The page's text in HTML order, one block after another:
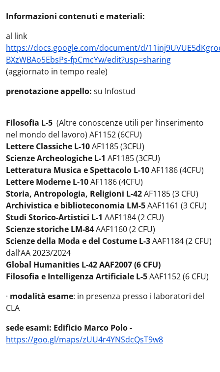
Informazioni contenuti e materiali:
al link
https://docs.google.com/document/d/
BXzWBAo5EbsPs-fpCmcYw/edit?usp=sharing
(aggiornato in tempo reale)
prenotazione appello: su Infostud
Filosofia L-5 (Altre conoscenze utili per l’inserimento
nel mondo del lavoro) AF1152 (6CFU)
Lettere Classiche L-10AF1185 (3CFU)
Scienze Archeologiche L-1 AF1185 (3CFU)
Letteratura Musica e Spettacolo L-10AF1186 (4CFU)
Lettere Moderne L-10AF1186 (4CFU)
Storia, Antropologia, Religioni L-42AF1185 (3 CFU)
Archivistica e biblioteconomia LM-5AAF1161 (3 CFU)
Studi Storico-Artistici L-1 AAF1184 (2 CFU)
Scienze storiche LM-84AAF1160 (2 CFU)
Scienze della Moda e del Costume L-3AAF1184 (2 CFU)
dall’AA 2023/2024
Global Humanities L-42 AAF2007 (6 CFU)
Filosofia e Intelligenza Artificiale L-5AAF1152 (6 CFU)
· modalità esame: in presenza presso i laboratori del
CLA
sede esami: Edificio Marco Polo -
https://goo.gl/maps/zUU4r4YNSdcQsT9w8